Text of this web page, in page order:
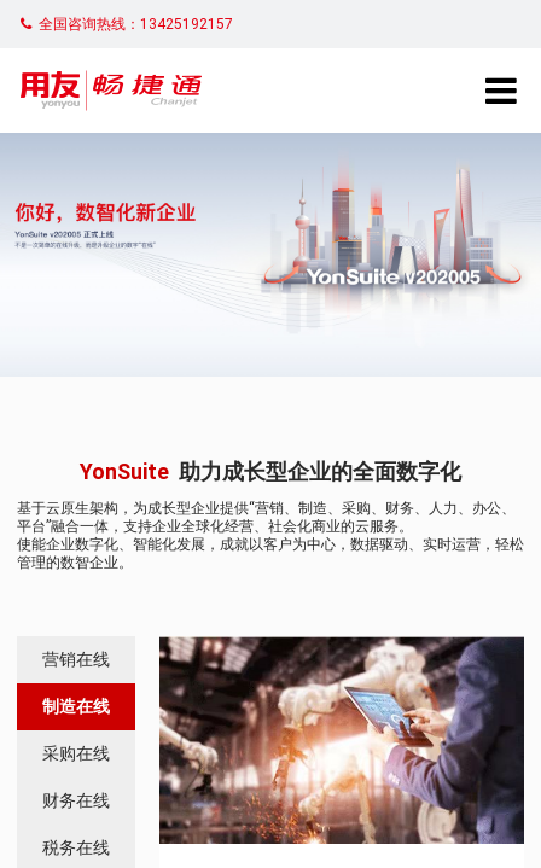
全国咨询热线：13425192157
YonSuite 助力成长型企业的全面数字化
基于云原生架构，为成长型企业提供“营销、制造、采购、财务、人力、办公、
平台”融合一体，支持企业全球化经营、社会化商业的云服务。
使能企业数字化、智能化发展，成就以客户为中心，数据驱动、实时运营，轻松
管理的数智企业。
营销在线
制造在线
采购在线
财务在线
税务在线